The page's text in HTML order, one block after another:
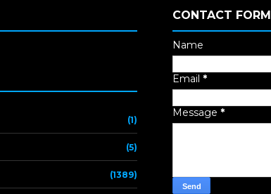
(1)
(5)
(1389)
CONTACT FORM
Name
Email *
Message *